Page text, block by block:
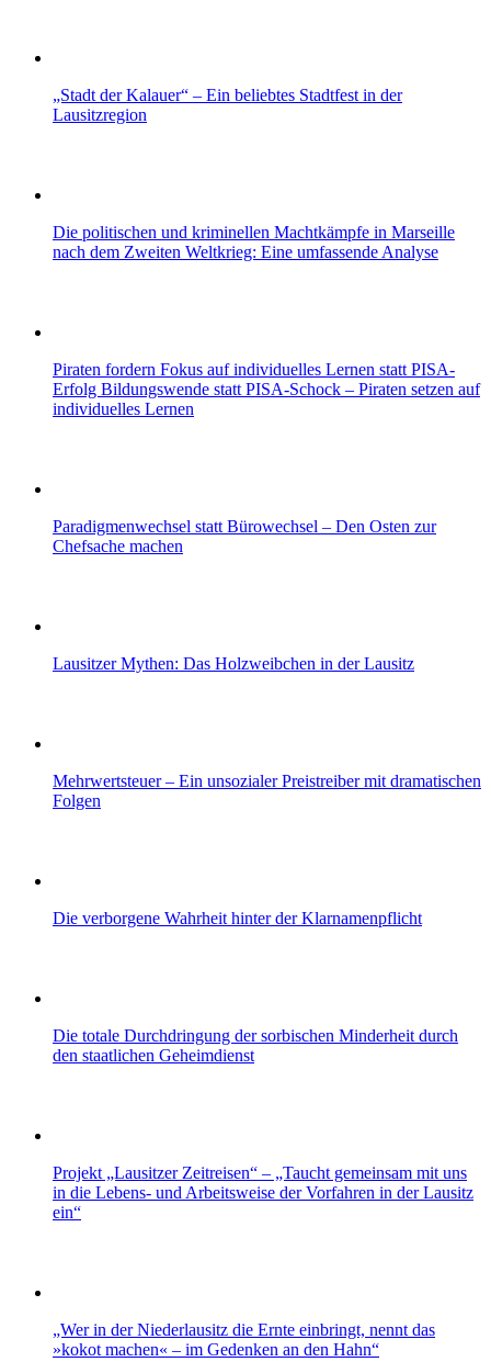
„Stadt der Kalauer“ – Ein beliebtes Stadtfest in der
Lausitzregion
Die politischen und kriminellen Machtkämpfe in Marseille
nach dem Zweiten Weltkrieg: Eine umfassende Analyse
Piraten fordern Fokus auf individuelles Lernen statt PISA-
Erfolg Bildungswende statt PISA-Schock – Piraten setzen auf
individuelles Lernen
Paradigmenwechsel statt Bürowechsel – Den Osten zur
Chefsache machen
Lausitzer Mythen: Das Holzweibchen in der Lausitz
Mehrwertsteuer – Ein unsozialer Preistreiber mit dramatischen
Folgen
Die verborgene Wahrheit hinter der Klarnamenpflicht
Die totale Durchdringung der sorbischen Minderheit durch
den staatlichen Geheimdienst
Projekt „Lausitzer Zeitreisen“ – „Taucht gemeinsam mit uns
in die Lebens- und Arbeitsweise der Vorfahren in der Lausitz
ein“
„Wer in der Niederlausitz die Ernte einbringt, nennt das
»kokot machen« – im Gedenken an den Hahn“